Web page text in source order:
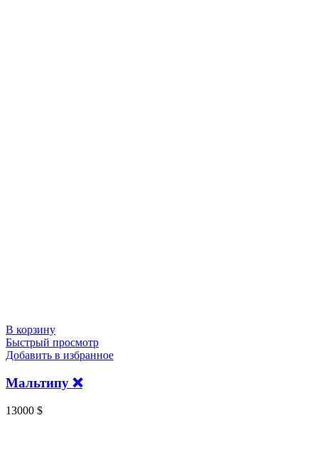
В корзину
Быстрый просмотр
Добавить в избранное
Мальтипу ❌️
13000 $